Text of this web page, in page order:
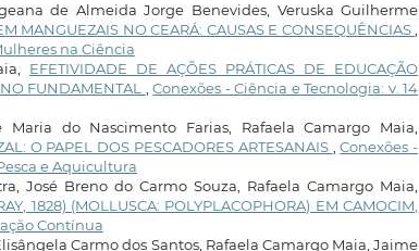
de Almeida Jorge Benevides, Veruska Guilherme
MANGUEZAIS NO CEARÁ: CAUSAS E CONSEQUÊNCIAS
na Ciência
EFETIVIDADE DE AÇÕES PRÁTICAS DE EDUCAÇÃO
FUNDAMENTAL
,Conexões - Ciência e Tecnologia: v. 14
do Nascimento Farias, Rafaela Camargo Maia,
O PAPEL DOS PESCADORES ARTESANAIS
,Conexões -
e Aquicultura
José Breno do Carmo Souza, Rafaela Camargo Maia,
1828) (MOLLUSCA: POLYPLACOPHORA) EM CAMOCIM,
Contínua
Carmo dos Santos, Rafaela Camargo Maia, Jaime